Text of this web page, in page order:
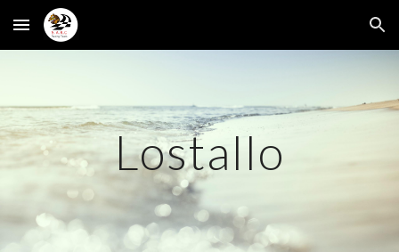
Skip to main content Skip to navigation
Lostallo